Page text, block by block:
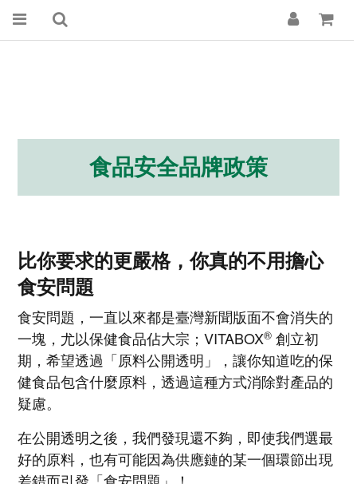
食品安全品牌政策
比你要求的更嚴格，你真的不用擔心
食安問題
食安問題，一直以來都是臺灣新聞版面不會消失的
一塊，尤以保健食品佔大宗；VITABOX® 創立初
期，希望透過「原料公開透明」，讓你知道吃的保
健食品包含什麼原料，透過這種方式消除對產品的
疑慮。
在公開透明之後，我們發現還不夠，即使我們選最
好的原料，也有可能因為供應鏈的某一個環節出現